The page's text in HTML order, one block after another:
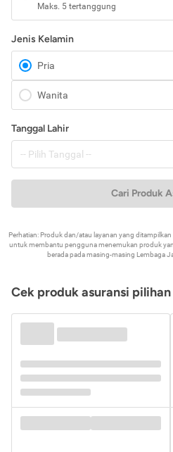
Maks. 5 tertanggung
Jenis Kelamin
Pria
Wanita
Tanggal Lahir
Cari Produk
Perhatian: Produk dan/atau layanan yang
untuk membantu pengguna menemukan produk
berada pada masing-masing Lembaga
Cek produk asuransi